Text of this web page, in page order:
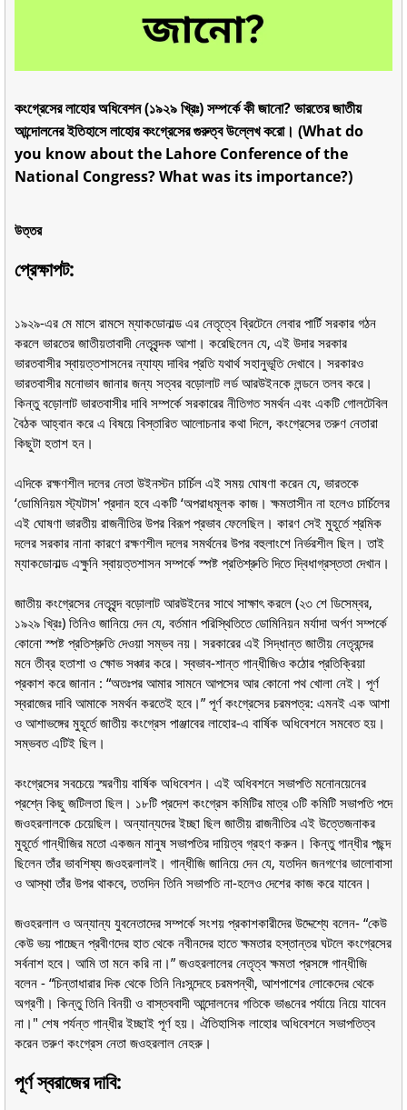
কংগ্রেসের লাহোর অধিবেশন (১৯২৯ খ্রিঃ) সম্পর্কে কী জানো? ভারতের জাতীয়
আন্দোলনের ইতিহাসে লাহোর কংগ্রেসের গুরুত্ব উল্লেখ করো। (What do
you know about the Lahore Conference of the
National Congress? What was its importance?)
উত্তর
প্রেক্ষাপট:
১৯২৯-এর মে মাসে রামসে ম্যাকডোনাল্ড এর নেতৃত্বে ব্রিটেনে লেবার পার্টি সরকার গঠন
করলে ভারতের জাতীয়তাবাদী নেতৃবৃন্দক আশা। করেছিলেন যে, এই উদার সরকার
ভারতবাসীর স্বায়ত্তশাসনের ন্যায্য দাবির প্রতি যথার্থ সহানুভূতি দেখাবে। সরকারও
ভারতবাসীর মনোভাব জানার জন্য সত্বর বড়োলাট লর্ড আরউইনকে লন্ডনে তলব করে।
কিন্তু বড়োলাট ভারতবাসীর দাবি সম্পর্কে সরকারের নীতিগত সমর্থন এবং একটি গোলটেবিল
বৈঠক আহ্বান করে এ বিষয়ে বিস্তারিত আলোচনার কথা দিলে, কংগ্রেসের তরুণ নেতারা
কিছুটা হতাশ হন।
এদিকে রক্ষণশীল দলের নেতা উইনস্টন চার্চিল এই সময় ঘোষণা করেন যে, ভারতকে
‘ডোমিনিয়ম স্ট্যটাস' প্রদান হবে একটি ‘অপরাধমূলক কাজ। ক্ষমতাসীন না হলেও চার্চিলের
এই ঘোষণা ভারতীয় রাজনীতির উপর বিরূপ প্রভাব ফেলেছিল। কারণ সেই মুহূর্তে শ্রমিক
দলের সরকার নানা কারণে রক্ষণশীল দলের সমর্থনের উপর বহুলাংশে নির্ভরশীল ছিল। তাই
ম্যাকডোনাল্ড এক্ষুনি স্বায়ত্তশাসন সম্পর্কে স্পষ্ট প্রতিশ্রুতি দিতে দ্বিধাগ্রস্ততা দেখান।
জাতীয় কংগ্রেসের নেতৃবৃন্দ বড়োলাট আরউইনের সাথে সাক্ষাৎ করলে (২৩ শে ডিসেম্বর,
১৯২৯ খ্রিঃ) তিনিও জানিয়ে দেন যে, বর্তমান পরিস্থিতিতে ডোমিনিয়ন মর্যাদা অর্পণ সম্পর্কে
কোনো স্পষ্ট প্রতিশ্রুতি দেওয়া সম্ভব নয়। সরকারের এই সিদ্ধান্ত জাতীয় নেতৃবন্দের
মনে তীব্র হতাশা ও ক্ষোভ সঞ্চার করে। স্বভাব-শান্ত গান্ধীজিও কঠোর প্রতিক্রিয়া
প্রকাশ করে জানান : “অতঃপর আমার সামনে আপসের আর কোনো পথ খোলা নেই। পূর্ণ
স্বরাজের দাবি আমাকে সমর্থন করতেই হবে।” পূর্ণ কংগ্রেসের চরমপত্র: এমনই এক আশা
ও আশাভঙ্গের মুহূর্তে জাতীয় কংগ্রেস পাঞ্জাবের লাহোর-এ বার্ষিক অধিবেশনে সমবেত হয়।
সম্ভবত এটিই ছিল।
কংগ্রেসের সবচেয়ে স্মরণীয় বার্ষিক অধিবেশন। এই অধিবশনে সভাপতি মনোনয়েনের
প্রশ্নে কিছু জটিলতা ছিল। ১৮টি প্রদেশ কংগ্রেস কমিটির মাত্র ৩টি কমিটি সভাপতি পদে
জওহরলালকে চেয়েছিল। অন্যান্যদের ইচ্ছা ছিল জাতীয় রাজনীতির এই উত্তেজনাকর
মুহূর্তে গান্ধীজির মতো একজন মানুষ সভাপতির দায়িত্ব গ্রহণ করুন। কিন্তু গান্ধীর পছন্দ
ছিলেন তাঁর ভাবশিষ্য জওহরলালই। গান্ধীজি জানিয়ে দেন যে, যতদিন জনগণের ভালোবাসা
ও আস্থা তাঁর উপর থাকবে, ততদিন তিনি সভাপতি না-হলেও দেশের কাজ করে যাবেন।
জওহরলাল ও অন্যান্য যুবনেতাদের সম্পর্কে সংশয় প্রকাশকারীদের উদ্দেশ্যে বলেন- “কেউ
কেউ ভয় পাচ্ছেন প্রবীণদের হাত থেকে নবীনদের হাতে ক্ষমতার হস্তান্তর ঘটলে কংগ্রেসের
সর্বনাশ হবে। আমি তা মনে করি না।” জওহরলালের নেতৃত্ব ক্ষমতা প্রসঙ্গে গান্ধীজি
বলেন - “চিন্তাধারার দিক থেকে তিনি নিঃসন্দেহে চরমপন্থী, আশপাশের লোকেদের থেকে
অগ্রণী। কিন্তু তিনি বিনয়ী ও বাস্তববাদী আন্দোলনের গতিকে ভাঙনের পর্যায়ে নিয়ে যাবেন
না।" শেষ পর্যন্ত গান্ধীর ইচ্ছাই পূর্ণ হয়। ঐতিহাসিক লাহোর অধিবেশনে সভাপতিত্ব
করেন তরুণ কংগ্রেস নেতা জওহরলাল নেহরু।
পূর্ণ স্বরাজের দাবি: